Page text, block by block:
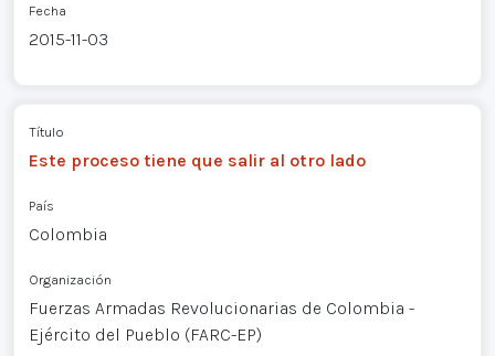
Fecha
2015-11-03
Título
Este proceso tiene que salir al otro lado
País
Colombia
Organización
Fuerzas Armadas Revolucionarias de Colombia -
Ejército del Pueblo (FARC-EP)